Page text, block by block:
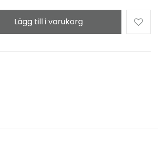
Lägg till i varukorg